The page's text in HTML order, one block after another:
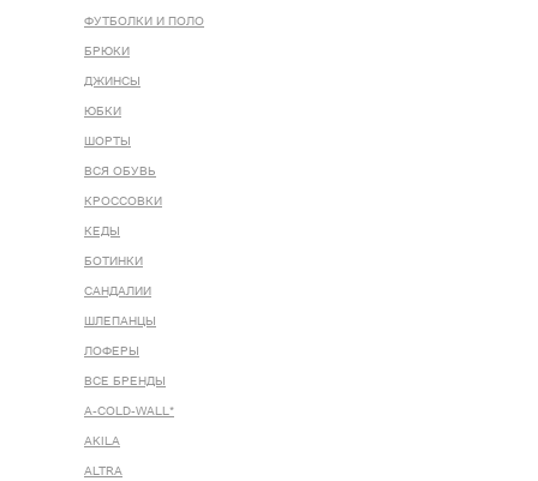
ФУТБОЛКИ И ПОЛО
БРЮКИ
ДЖИНСЫ
ЮБКИ
ШОРТЫ
ВСЯ ОБУВЬ
КРОССОВКИ
КЕДЫ
БОТИНКИ
САНДАЛИИ
ШЛЕПАНЦЫ
ЛОФЕРЫ
ВСЕ БРЕНДЫ
A-COLD-WALL*
AKILA
ALTRA